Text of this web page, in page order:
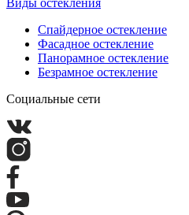
Виды остекления
Спайдерное остекление
Фасадное остекление
Панорамное остекление
Безрамное остекление
Социальные сети